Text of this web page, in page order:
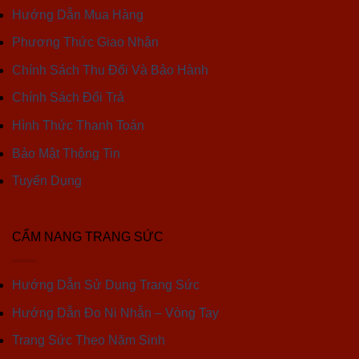
Hướng Dẫn Mua Hàng
Phương Thức Giao Nhận
Chính Sách Thu Đổi Và Bảo Hành
Chính Sách Đổi Trả
Hình Thức Thanh Toán
Bảo Mật Thông Tin
Tuyển Dụng
CẨM NANG TRANG SỨC
Hướng Dẫn Sử Dụng Trang Sức
Hướng Dẫn Đo Ni Nhẫn – Vòng Tay
Trang Sức Theo Năm Sinh